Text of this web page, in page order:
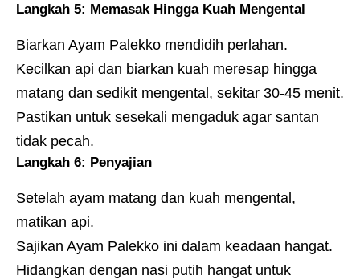
Langkah 5: Memasak Hingga Kuah Mengental
Biarkan Ayam Palekko mendidih perlahan.
Kecilkan api dan biarkan kuah meresap hingga
matang dan sedikit mengental, sekitar 30-45 menit.
Pastikan untuk sesekali mengaduk agar santan
tidak pecah.
Langkah 6: Penyajian
Setelah ayam matang dan kuah mengental,
matikan api.
Sajikan Ayam Palekko ini dalam keadaan hangat.
Hidangkan dengan nasi putih hangat untuk